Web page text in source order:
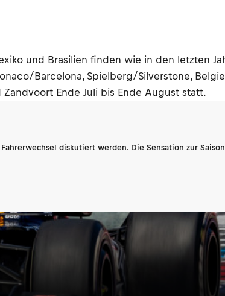
und Brasilien finden wie in den letzten
Barcelona, Spielberg/Silverstone,
Ende Juli bis Ende August statt.
diskutiert werden. Die Sensation zur